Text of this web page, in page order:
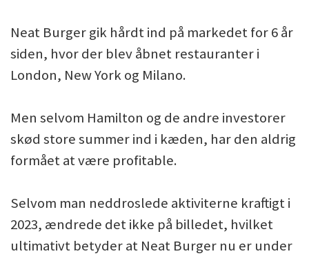
Neat Burger gik hårdt ind på markedet for 6 år
siden, hvor der blev åbnet restauranter i
London, New York og Milano.
Men selvom Hamilton og de andre investorer
skød store summer ind i kæden, har den aldrig
formået at være profitable.
Selvom man neddroslede aktiviterne kraftigt i
2023, ændrede det ikke på billedet, hvilket
ultimativt betyder at Neat Burger nu er under